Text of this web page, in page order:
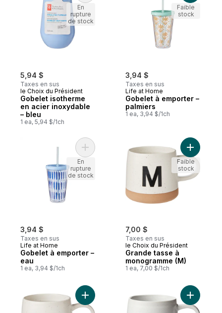
5,94 $
Taxes en sus
le Choix du Président
Gobelet isotherme
en acier inoxydable
– bleu
1 ea, 5,94 $/1ch
En
rupture
de stock
3,94 $
Taxes en sus
Life at Home
Gobelet à emporter –
palmiers
1 ea, 3,94 $/1ch
Faible
stock
3,94 $
Taxes en sus
Life at Home
Gobelet à emporter –
eau
1 ea, 3,94 $/1ch
Ajouter Gobelet à emporter – eau au
En
rupture
de stock
7,00 $
Taxes en sus
le Choix du Président
Grande tasse à
monogramme (M)
1 ea, 7,00 $/1ch
Ajouter
Faible
stock
Ajouter Grande tasse à monogramme (A)
Ajouter